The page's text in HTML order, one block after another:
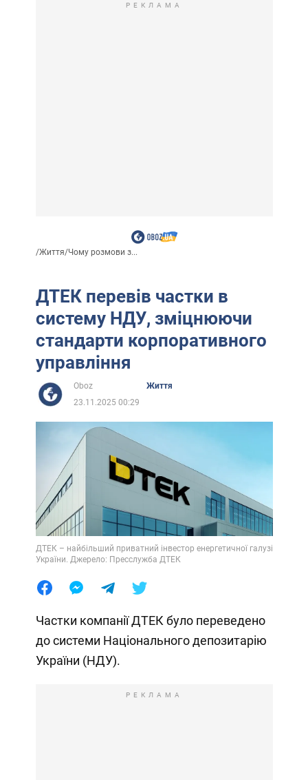
РЕКЛАМА
/Життя/Чому розмови з...
ДТЕК перевів частки в
систему НДУ, зміцнюючи
стандарти корпоративного
управління
Oboz
Життя
23.11.2025 00:29
ДТЕК – найбільший приватний інвестор енергетичної галузі
України. Джерело: Пресслужба ДТЕК
Частки компанії ДТЕК було переведено
до системи Національного депозитарію
України (НДУ).
РЕКЛАМА